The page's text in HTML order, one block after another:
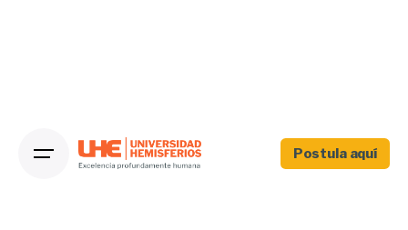
Postula aquí